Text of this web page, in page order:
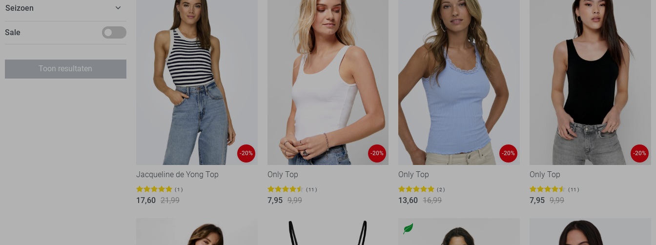
Object
Rino & Pelle
Vila 30
M
Zand
Seizoen
Deals
Sale
Toon resultaten
-20%
Jacqueline de Yong Top
1
17,60 21,99
-20%
Only Top
11
7,95 9,99
-20%
Only Top
2
13,60 16,99
-20%
Only Top
11
7,95 9,99